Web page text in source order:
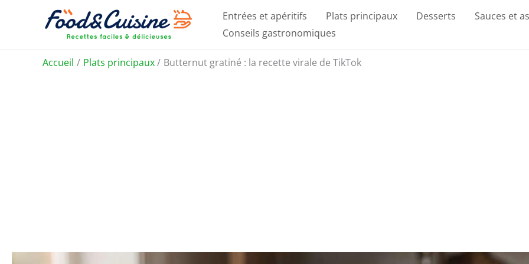
Entrées et apéritifs Plats principaux Desserts Sauces et
Conseils gastronomiques
Accueil Plats principaux Butternut gratiné : la recette virale de TikTok